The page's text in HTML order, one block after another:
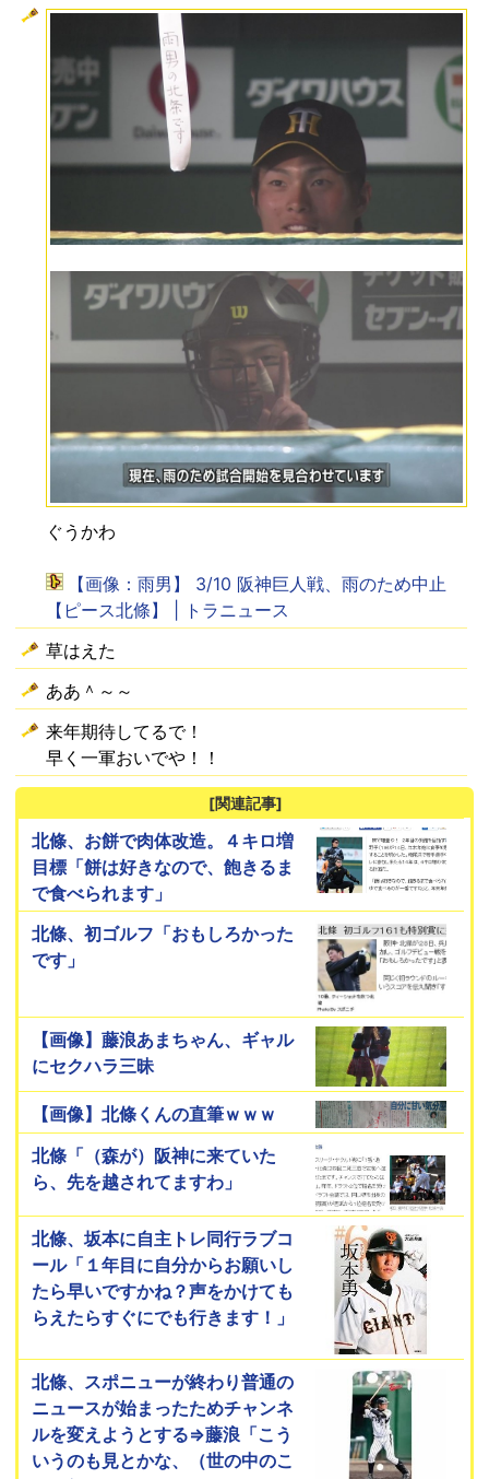
ぐうかわ
【画像：雨男】 3/10 阪神巨人戦、雨のため中止
【ピース北條】 | トラニュース
草はえた
ああ＾～～
来年期待してるで！
早く一軍おいでや！！
[関連記事]
北條、お餅で肉体改造。４キロ増
目標「餅は好きなので、飽きるま
で食べられます」
北條、初ゴルフ「おもしろかった
です」
【画像】藤浪あまちゃん、ギャル
にセクハラ三昧
【画像】北條くんの直筆ｗｗｗ
北條「（森が）阪神に来ていた
ら、先を越されてますわ」
北條、坂本に自主トレ同行ラブコ
ール「１年目に自分からお願いし
たら早いですかね？声をかけても
らえたらすぐにでも行きます！」
北條、スポニューが終わり普通の
ニュースが始まったためチャンネ
ルを変えようとする⇒藤浪「こう
いうのも見とかな、（世の中のこ